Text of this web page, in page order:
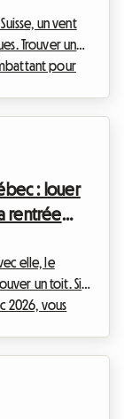
un vent
Trouver un
pour
: louer
rentrée
elle, le
un toit. Si
2026, vous